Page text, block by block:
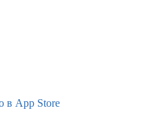
в App Store